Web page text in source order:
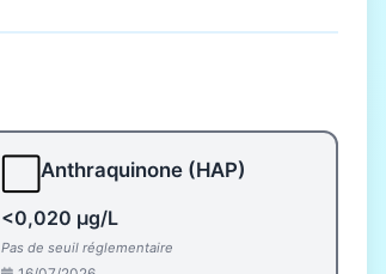
Anthraquinone (HAP)
<0,020 µg/L
Pas de seuil réglementaire